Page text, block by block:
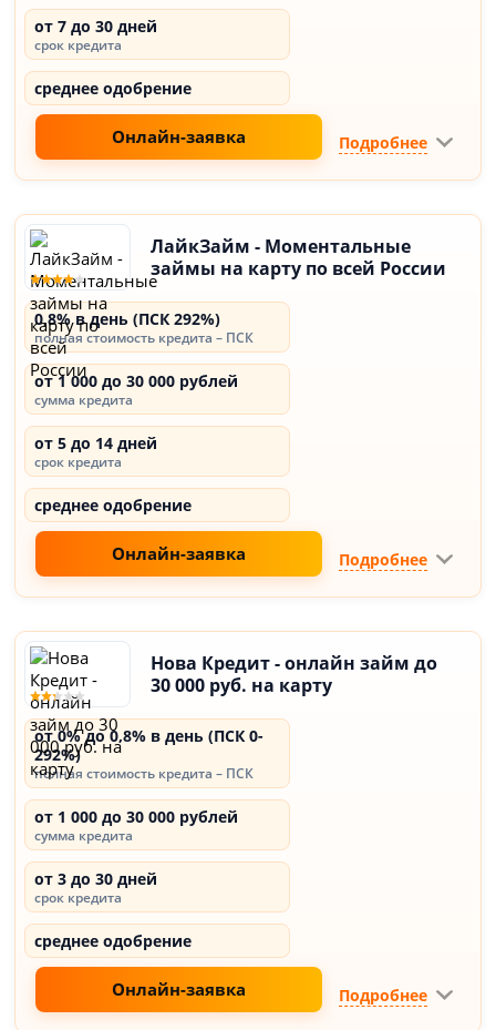
от 7 до 30 дней
срок кредита
среднее одобрение
Онлайн-заявка Подробнее
ЛайкЗайм - Моментальные
займы на карту по всей России
0,8% в день (ПСК 292%)
полная стоимость кредита – ПСК
от 1 000 до 30 000 рублей
сумма кредита
от 5 до 14 дней
срок кредита
среднее одобрение
Онлайн-заявка Подробнее
Нова Кредит - онлайн займ до
30 000 руб. на карту
от 0% до 0,8% в день (ПСК 0-
292%)
полная стоимость кредита – ПСК
от 1 000 до 30 000 рублей
сумма кредита
от 3 до 30 дней
срок кредита
среднее одобрение
Онлайн-заявка Подробнее